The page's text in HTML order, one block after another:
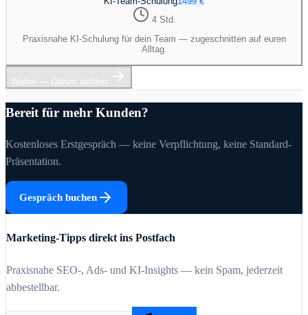
4 Std.
Praxisnahe KI-Schulung für dein Team — zugeschnitten auf euren
Alltag.
Weiter — Datum wählen
Bereit für mehr Kunden?
Kostenloses Erstgespräch — keine Verpflichtung, keine Standard-
Präsentation.
Gespräch buchen
Marketing-Tipps direkt ins Postfach
Praxisnahe SEO-, Ads- und KI-Insights — kein Spam, jederzeit
abbestellbar.